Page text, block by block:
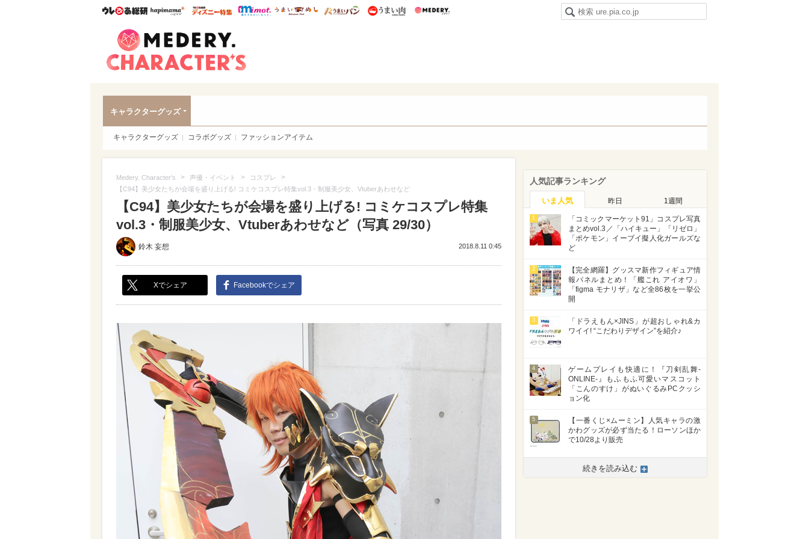
ウレぴあ総研ハピママ* ウレぴあ総研 ディズニー特集
mimot. うまいめし うまいパン うまい肉
キャラクターグッズ
キャラクターグッズ コラボグッズ ファッションアイテム
Medery. Character's > 声優・イベント > コスプレ >
【C94】美少女たちが会場を盛り上げる! コミケコスプレ特集vol.3・制服美少女、Vtuberあわせなど
【C94】美少女たちが会場を盛り上げる! コミケコスプレ特集
vol.3・制服美少女、Vtuberあわせなど（写真 29/30）
鈴木 妄想 2018.8.11 0:45
Xでシェア Facebookでシェア
人気記事ランキング
いま人気 昨日 1週間
1
「コミックマーケット91」コスプレ写真
まとめvol.3／「ハイキュー」「リゼロ」
「ポケモン」イーブイ擬人化ガールズな
ど
2
【完全網羅】グッスマ新作フィギュア情
報パネルまとめ！「艦これ アイオワ」
「figma モナリザ」など全86枚を一挙公
開
3
「ドラえもん×JINS」が超おしゃれ&カ
ワイイ! “こだわりデザイン”を紹介♪
4
ゲームプレイも快適に！『刀剣乱舞-
ONLINE-』もふもふ可愛いマスコット
「こんのすけ」がぬいぐるみPCクッシ
ョン化
5
【一番くじ×ムーミン】人気キャラの激
かわグッズが必ず当たる！ローソンほか
で10/28より販売
続きを読み込む